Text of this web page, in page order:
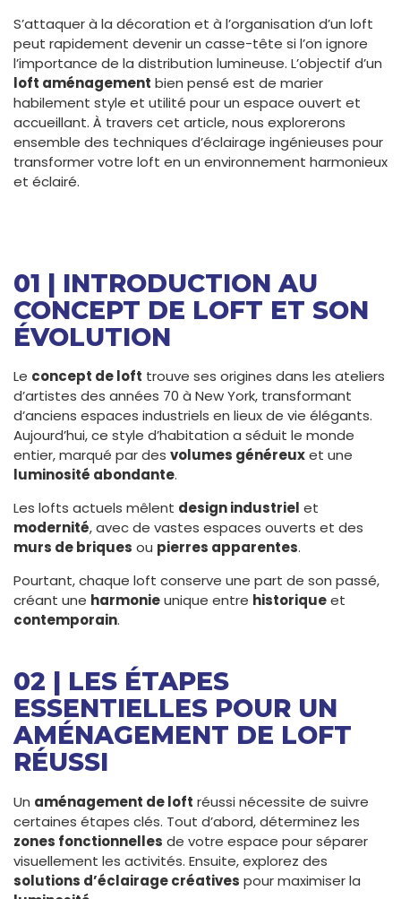
S’attaquer à la décoration et à l’organisation d’un loft
peut rapidement devenir un casse-tête si l’on ignore
l’importance de la distribution lumineuse. L’objectif d’un
loft aménagement bien pensé est de marier
habilement style et utilité pour un espace ouvert et
accueillant. À travers cet article, nous explorerons
ensemble des techniques d’éclairage ingénieuses pour
transformer votre loft en un environnement harmonieux
et éclairé.
01 | INTRODUCTION AU
CONCEPT DE LOFT ET SON
ÉVOLUTION
Le concept de loft trouve ses origines dans les ateliers
d’artistes des années 70 à New York, transformant
d’anciens espaces industriels en lieux de vie élégants.
Aujourd’hui, ce style d’habitation a séduit le monde
entier, marqué par des volumes généreuxet une
luminosité abondante.
Les lofts actuels mêlent design industriel et
modernité, avec de vastes espaces ouverts et des
murs de briques ou pierres apparentes.
Pourtant, chaque loft conserve une part de son passé,
créant une harmonieunique entre historiqueet
contemporain.
02 | LES ÉTAPES
ESSENTIELLES POUR UN
AMÉNAGEMENT DE LOFT
RÉUSSI
Un aménagement de loft réussi nécessite de suivre
certaines étapes clés. Tout d’abord, déterminez les
zones fonctionnelles de votre espace pour séparer
visuellement les activités. Ensuite, explorez des
solutions d’éclairage créatives pour maximiser la